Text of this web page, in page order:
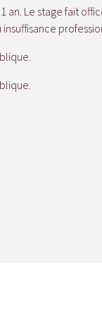
Le stage fait